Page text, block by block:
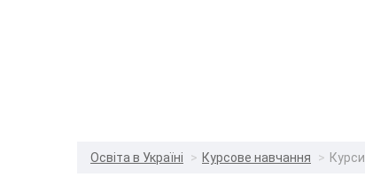
Освіта в Україні Курсове навчання